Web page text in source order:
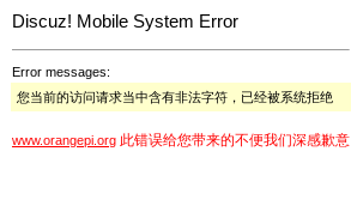
Discuz! Mobile System Error
Error messages:
您当前的访问请求当中含有非法字符，已经被系统拒绝
www.orangepi.org 此错误给您带来的不便我们深感歉意